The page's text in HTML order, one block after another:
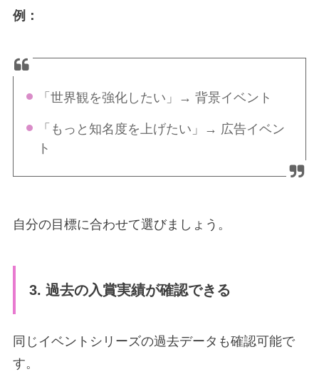
例：
「世界観を強化したい」 → 背景イベント
「もっと知名度を上げたい」
→ 広告イベン
ト
自分の目標に合わせて選びましょう。
3. 過去の入賞実績が確認できる
同じイベントシリーズの過去データも確認可能で
す。